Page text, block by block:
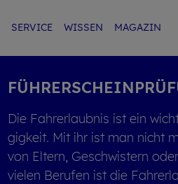
SER­VICE WIS­SEN
MA­GA­ZIN
Die Fahr­erlaub­nis ist ein
gig­keit. Mit ihr ist man nicht
von El­tern, Ge­schwis­tern
vie­len Be­ru­fen ist die